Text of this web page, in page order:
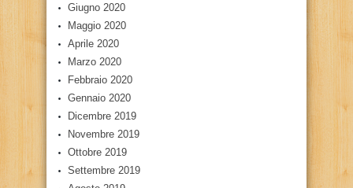
Giugno 2020
Maggio 2020
Aprile 2020
Marzo 2020
Febbraio 2020
Gennaio 2020
Dicembre 2019
Novembre 2019
Ottobre 2019
Settembre 2019